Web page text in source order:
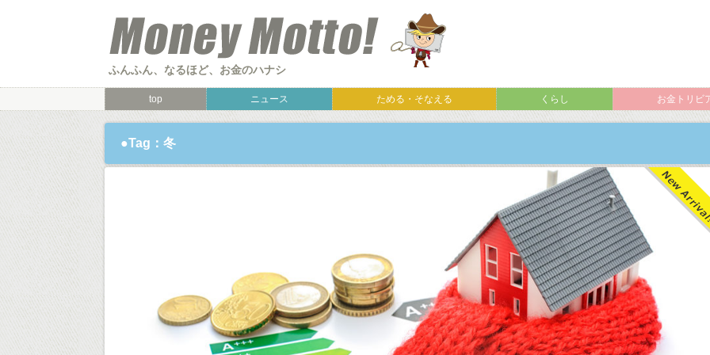
ふんふん、なるほど、お金のハナシ
top ニュース ためる・そなえる くらし お金トリビ
●Tag：冬